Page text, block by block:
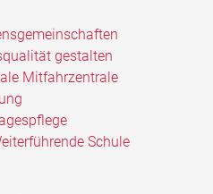
gestalten
Mitfahrzentrale
Schule